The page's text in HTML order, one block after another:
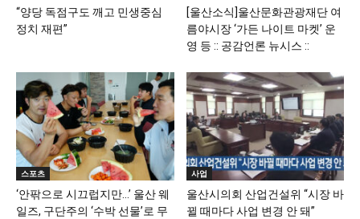
“양당 독점구도 깨고 민생중심
정치 재편”
[울산소식]울산문화관광재단 여
름야시장 ‘가든 나이트 마켓’ 운
영 등 :: 공감언론 뉴시스 ::
스포츠
‘안팎으로 시끄럽지만…’ 울산 웨
일즈, 구단주의 ‘수박 선물’로 무
사업
울산시의회 산업건설위 “시장 바
뀔 때마다 사업 변경 안 돼”